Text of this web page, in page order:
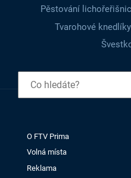
Pěstování
Tvarohové knedlíky
O FTV Prima
Volná místa
Reklama